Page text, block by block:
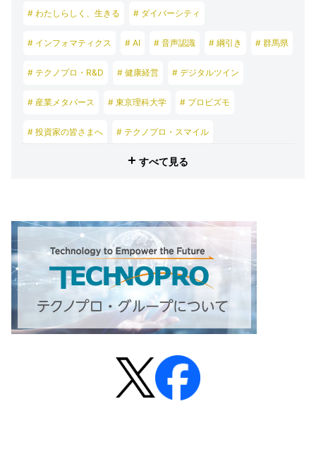
# わたしらしく、生きる # ダイバーシティ
# インフォマティクス # AI # 音声認識 # 綱引き # 群馬県
# テクノプロ・R&D # 健康経営 # デジタルツイン
# 産業メタバース # 東京理科大学 # プロビズモ
# 投資家の皆さまへ # テクノプロ・スマイル
# テクノプロ・エンジニアリング
すべて見る